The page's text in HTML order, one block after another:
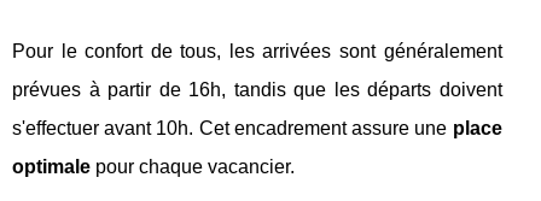
Pour le confort de tous, les arrivées sont généralement
prévues à partir de 16h, tandis que les départs doivent
s'effectuer avant 10h. Cet encadrement assure une place
optimale pour chaque vacancier.